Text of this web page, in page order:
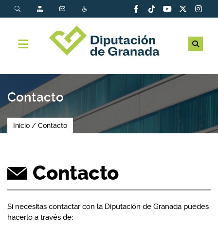
Contacto
Inicio Contacto
Contacto
Si necesitas contactar con la Diputación de Granada puedes
hacerlo a través de: